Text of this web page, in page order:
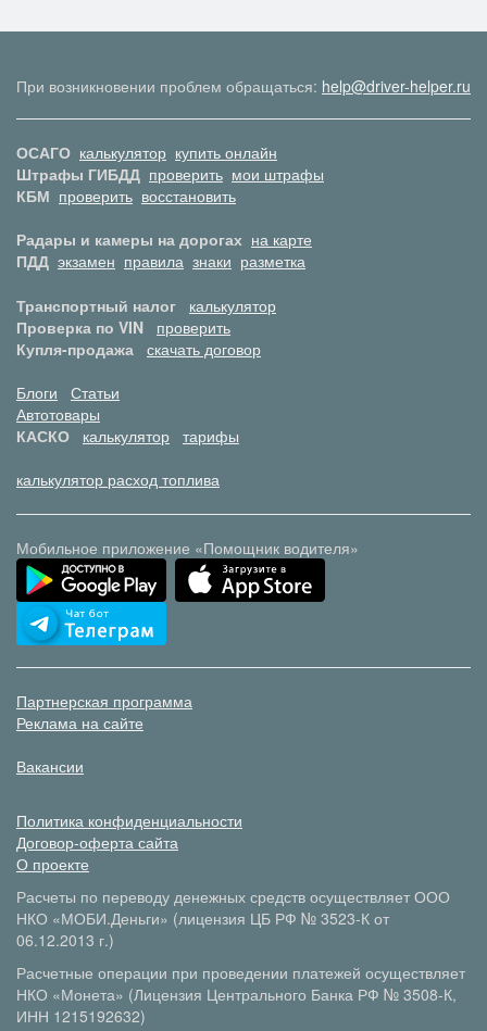
При возникновении проблем обращаться: help@driver-helper.ru
ОСАГО калькулятор купить онлайн
Штрафы ГИБДД проверить мои штрафы
КБМ проверить восстановить
Радары и камеры на дорогах на карте
ПДД экзамен правила знаки разметка
Транспортный налог
калькулятор
Проверка по VIN
проверить
Купля-продажа скачать договор
Блоги
Статьи
Автотовары
КАСКО
калькулятор тарифы
калькулятор расход топлива
Мобильное приложение «Помощник водителя»
Партнерская программа
Реклама на сайте
Вакансии
Политика конфиденциальности
Договор-оферта сайта
О проекте
Расчеты по переводу денежных средств осуществляет ООО
НКО «МОБИ.Деньги» (лицензия ЦБ РФ № 3523-К от
06.12.2013 г.)
Расчетные операции при проведении платежей осуществляет
НКО «Монета» (Лицензия Центрального Банка РФ № 3508-К,
ИНН 1215192632)